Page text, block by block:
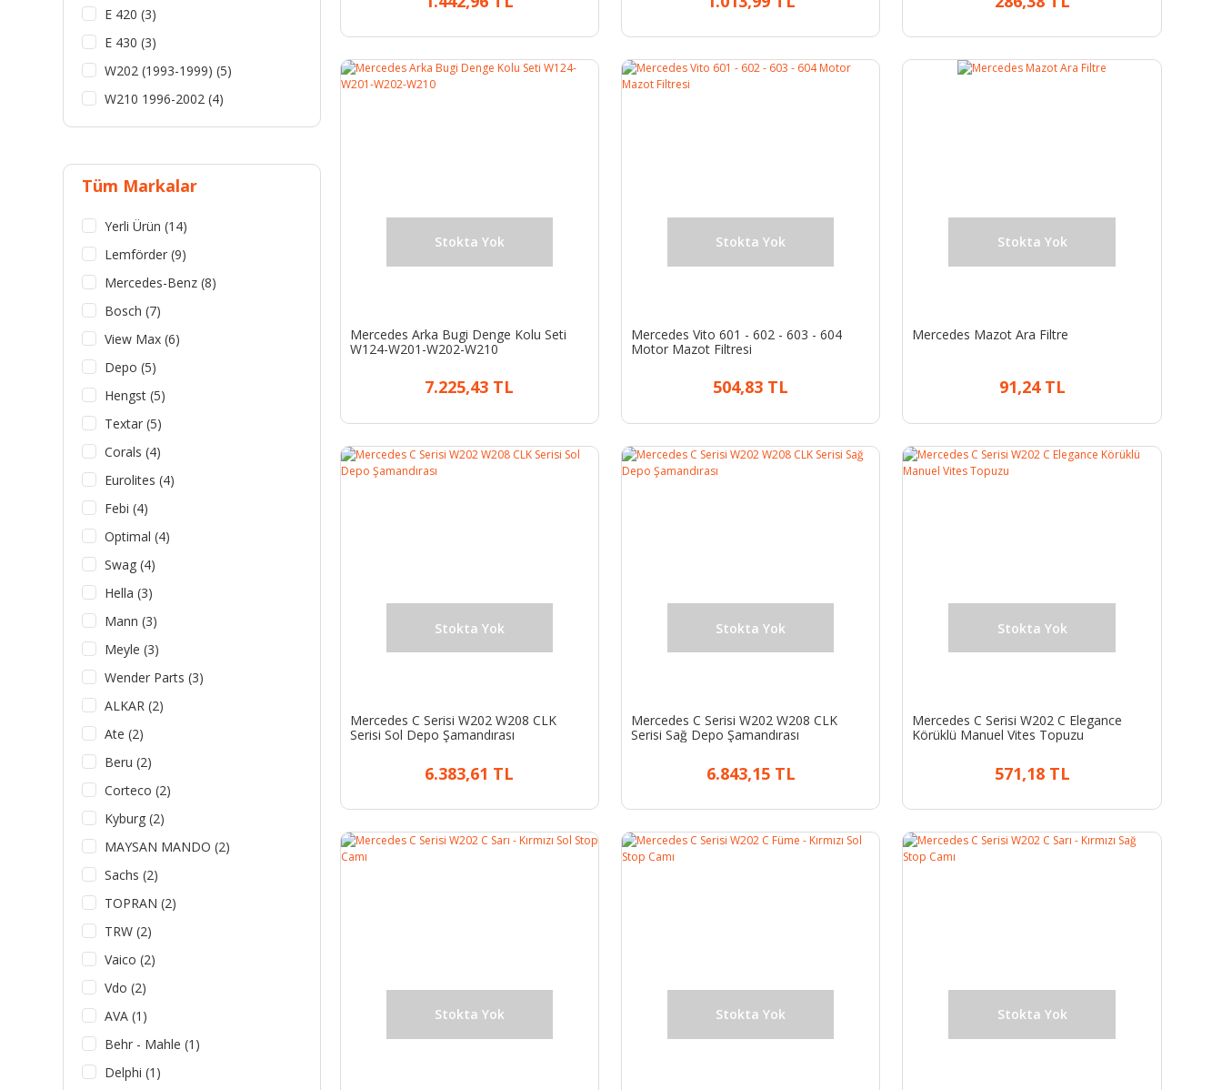
E 420 (3)
E 430 (3)
W202 (1993-1999) (5)
W210 1996-2002 (4)
Tüm Markalar
Yerli Ürün (14)
Lemförder (9)
Mercedes-Benz (8)
Bosch (7)
View Max (6)
Depo (5)
Hengst (5)
Textar (5)
Corals (4)
Eurolites (4)
Febi (4)
Optimal (4)
Swag (4)
Hella (3)
Mann (3)
Meyle (3)
Wender Parts (3)
ALKAR (2)
Ate (2)
Beru (2)
Corteco (2)
Kyburg (2)
MAYSAN MANDO (2)
Sachs (2)
TOPRAN (2)
TRW (2)
Vaico (2)
Vdo (2)
AVA (1)
Behr - Mahle (1)
Delphi (1)
Stokta Yok
Mercedes Arka Bugi Denge Kolu Seti
W124-W201-W202-W210
7.225,43 TL
Stokta Yok
Mercedes Vito 601 - 602 - 603 - 604
Motor Mazot Filtresi
504,83 TL
Stokta Yok
Mercedes Mazot Ara Filtre
91,24 TL
Stokta Yok
Mercedes C Serisi W202 W208 CLK
Serisi Sol Depo Şamandırası
6.383,61 TL
Stokta Yok
Mercedes C Serisi W202 W208 CLK
Serisi Sağ Depo Şamandırası
6.843,15 TL
Stokta Yok
Mercedes C Serisi W202 C Elegance
Körüklü Manuel Vites Topuzu
571,18 TL
Stokta Yok Stokta Yok Stokta Yok